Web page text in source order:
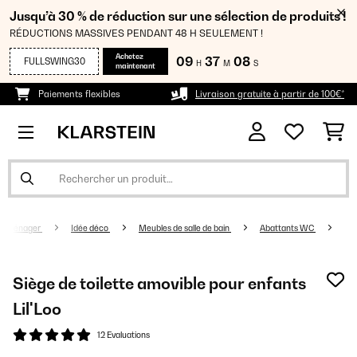
Jusqu’à 30 % de réduction sur une sélection de produits !
RÉDUCTIONS MASSIVES PENDANT 48 H SEULEMENT !
FULLSWING30
Achetez
maintenant
09 H 37 M 08 S
Paiements flexibles Livraison gratuite à partir de 100€*
Idée déco Meubles de salle de bain Abattants WC
Siège de toilette amovible pour enfants
Lil'Loo
12 Evaluations